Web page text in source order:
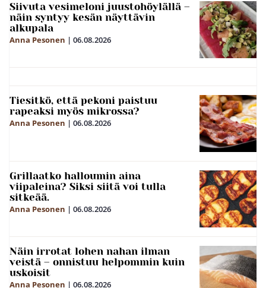
Siivuta vesimeloni juustohöylällä –
näin syntyy kesän näyttävin
alkupala
Anna Pesonen | 06.08.2026
Tiesitkö, että pekoni paistuu
rapeaksi myös mikrossa?
Anna Pesonen | 06.08.2026
Grillaatko halloumin aina
viipaleina? Siksi siitä voi tulla
sitkeää.
Anna Pesonen | 06.08.2026
Näin irrotat lohen nahan ilman
veistä – onnistuu helpommin kuin
uskoisit
Anna Pesonen | 06.08.2026